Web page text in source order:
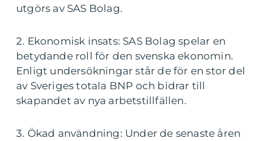
utgörs av SAS Bolag.
2. Ekonomisk insats: SAS Bolag spelar en
betydande roll för den svenska ekonomin.
Enligt undersökningar står de för en stor del
av Sveriges totala BNP och bidrar till
skapandet av nya arbetstillfällen.
3. Ökad användning: Under de senaste åren